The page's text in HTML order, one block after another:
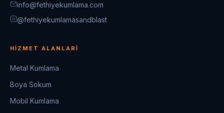
info@fethiyekumlama.com
@fethiyekumlamasandblast
HIZMET ALANLARI
Metal Kumlama
Boya Sokum
Mobil Kumlama